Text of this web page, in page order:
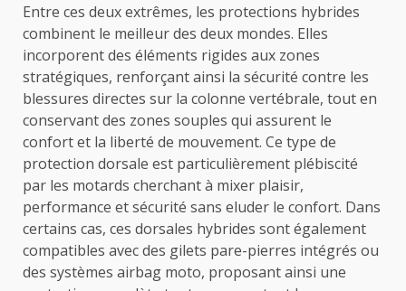
Entre ces deux extrêmes, les protections hybrides
combinent le meilleur des deux mondes. Elles
incorporent des éléments rigides aux zones
stratégiques, renforçant ainsi la sécurité contre les
blessures directes sur la colonne vertébrale, tout en
conservant des zones souples qui assurent le
confort et la liberté de mouvement. Ce type de
protection dorsale est particulièrement plébiscité
par les motards cherchant à mixer plaisir,
performance et sécurité sans eluder le confort. Dans
certains cas, ces dorsales hybrides sont également
compatibles avec des gilets pare-pierres intégrés ou
des systèmes airbag moto, proposant ainsi une